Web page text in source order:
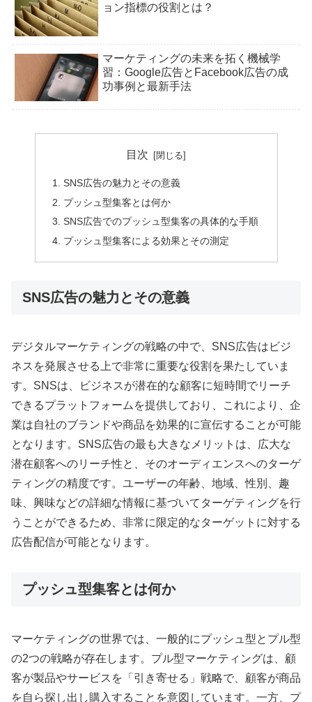
ョン指標の役割とは？
マーケティングの未来を拓く機械学
習：Google広告とFacebook広告の成
功事例と最新手法
目次
SNS広告の魅力とその意義
プッシュ型集客とは何か
SNS広告でのプッシュ型集客の具体的な手順
プッシュ型集客による効果とその測定
SNS広告の魅力とその意義
デジタルマーケティングの戦略の中で、SNS広告はビジ
ネスを発展させる上で非常に重要な役割を果たしていま
す。SNSは、ビジネスが潜在的な顧客に短時間でリーチ
できるプラットフォームを提供しており、これにより、企
業は自社のブランドや商品を効果的に宣伝することが可能
となります。SNS広告の最も大きなメリットは、広大な
潜在顧客へのリーチ性と、そのオーディエンスへのターゲ
ティングの精度です。ユーザーの年齢、地域、性別、趣
味、興味などの詳細な情報に基づいてターゲティングを行
うことができるため、非常に限定的なターゲットに対する
広告配信が可能となります。
プッシュ型集客とは何か
マーケティングの世界では、一般的にプッシュ型とプル型
の2つの戦略が存在します。プル型マーケティングは、顧
客が製品やサービスを「引き寄せる」戦略で、顧客が商品
を自ら探し出し購入することを意図しています。一方、プ